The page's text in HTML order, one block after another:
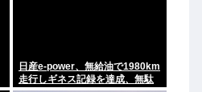
日産e-power、無給油で1980km
走行しギネス記録を達成、無駄